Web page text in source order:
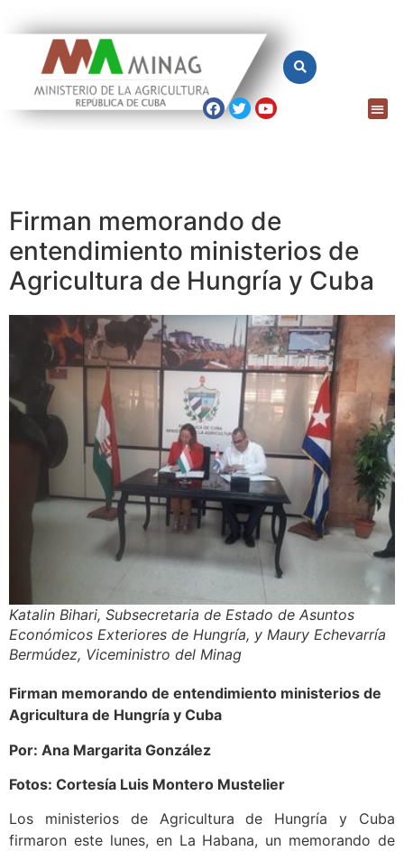
Firman memorando de
entendimiento ministerios de
Agricultura de Hungría y Cuba
Katalin Bihari, Subsecretaria de Estado de Asuntos
Económicos Exteriores de Hungría, y Maury Echevarría
Bermúdez, Viceministro del Minag
Firman memorando de entendimiento ministerios de
Agricultura de Hungría y Cuba
Por: Ana Margarita González
Fotos: Cortesía Luis Montero Mustelier
Los ministerios de Agricultura de Hungría y Cuba
firmaron este lunes, en La Habana, un memorando de